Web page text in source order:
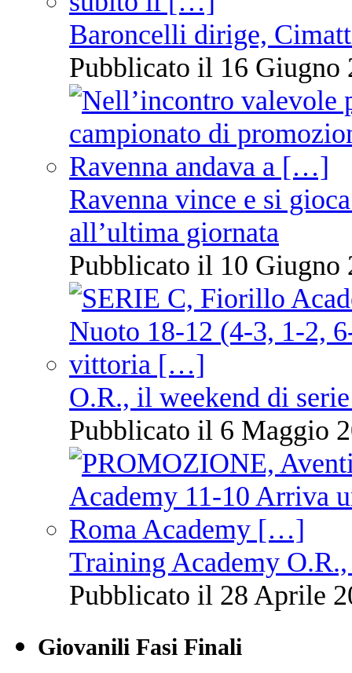
Baroncelli dirige,
Pubblicato il 16 Giugno
Ravenna vince e si
all’ultima giornata
Pubblicato il 10 Giugno
O.R., il weekend di
Pubblicato il 6 Maggio
Training Academy
Pubblicato il 28 Aprile
Giovanili Fasi Finali